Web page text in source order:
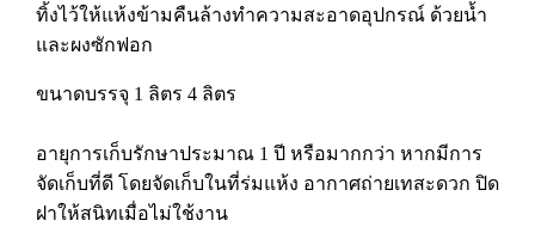
ทิ้งไว้ให้แห้งข้ามคืนล้างทำความสะอาดอุปกรณ์ ด้วยน้ำ
และผงซักฟอก
ขนาดบรรจุ 1 ลิตร 4 ลิตร
อายุการเก็บรักษาประมาณ 1 ปี หรือมากกว่า หากมีการ
จัดเก็บที่ดี โดยจัดเก็บในที่ร่มแห้ง อากาศถ่ายเทสะดวก ปิด
ฝาให้สนิทเมื่อไม่ใช้งาน